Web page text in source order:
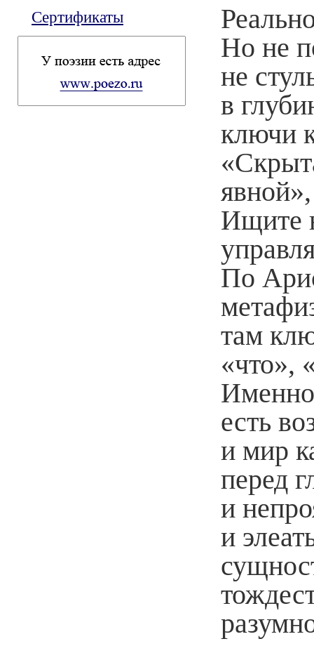
Сертификаты
Но не
не
в
ключи
Ищите
По
там
«что»,
есть
и мир
перед
и
и